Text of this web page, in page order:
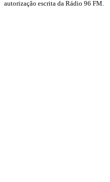
autorização escrita da Rádio 96 FM.